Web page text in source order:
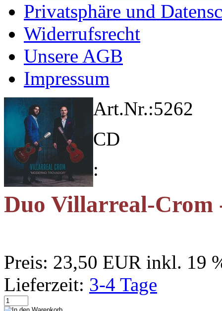
Privatsphäre und
Widerrufsrecht
Unsere AGB
Impressum
Art.Nr.:5262
CD
:
Duo Villarreal-Crom
Preis: 23,50 EUR inkl. 19
Lieferzeit: 3-4 Tage